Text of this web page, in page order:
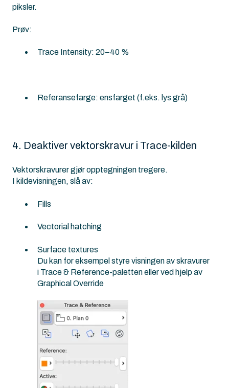
piksler.
Prøv:
Trace Intensity: 20–40 %
Referansefarge: ensfarget (f.eks. lys grå)
4. Deaktiver vektorskravur i Trace-kilden
Vektorskravurer gjør opptegningen tregere.
I kildevisningen, slå av:
Fills
Vectorial hatching
Surface textures
Du kan for eksempel styre visningen av skravurer
i Trace & Reference-paletten eller ved hjelp av
Graphical Override